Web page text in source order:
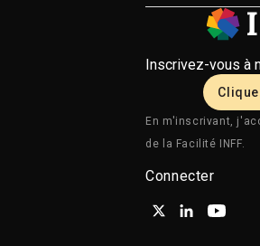
Inscrivez-vous à
En m'inscrivant,
de la Facilité INFF.
Connecter